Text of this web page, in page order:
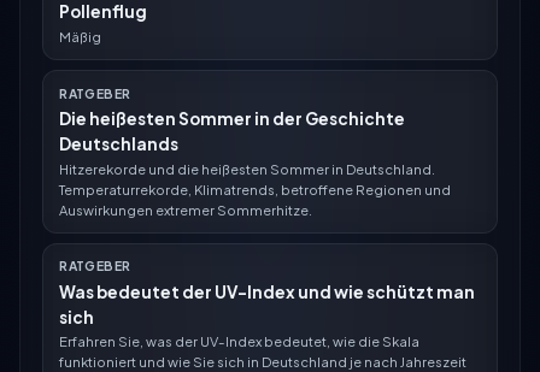
Pollenflug
Mäßig
RATGEBER
Die heißesten Sommer in der Geschichte
Deutschlands
Hitzerekorde und die heißesten Sommer in Deutschland.
Temperaturrekorde, Klimatrends, betroffene Regionen und
Auswirkungen extremer Sommerhitze.
RATGEBER
Was bedeutet der UV-Index und wie schützt man
sich
Erfahren Sie, was der UV-Index bedeutet, wie die Skala
funktioniert und wie Sie sich in Deutschland je nach Jahreszeit